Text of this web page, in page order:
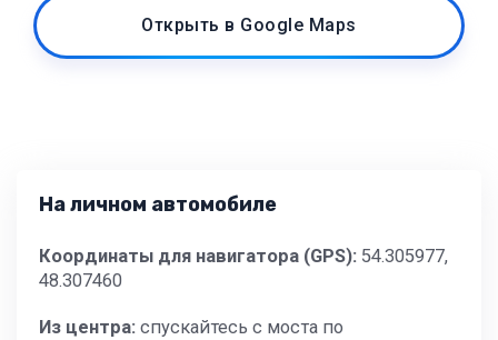
Открыть в Google Maps
На личном автомобиле
Координаты для навигатора (GPS): 54.305977,
48.307460
Из центра: спускайтесь с моста по